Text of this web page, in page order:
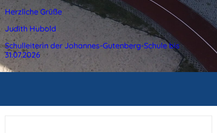
Herzliche Grüße
Judith Hubold
Schulleiterin der Johannes-Gutenberg-Schule bis
31.07.2026